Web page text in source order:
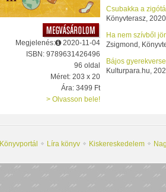
Megjelenés:
2020-11-04
ISBN: 9789631426496
96 oldal
Méret: 203 x 20
Ára: 3499 Ft
> Olvasson bele!
Csubakka a
Könyvterasz,
Ha nem szívből
Zsigmond,
Bájos
Kulturpara.hu,
Könyvportál Líra könyv Kiskereskedelem